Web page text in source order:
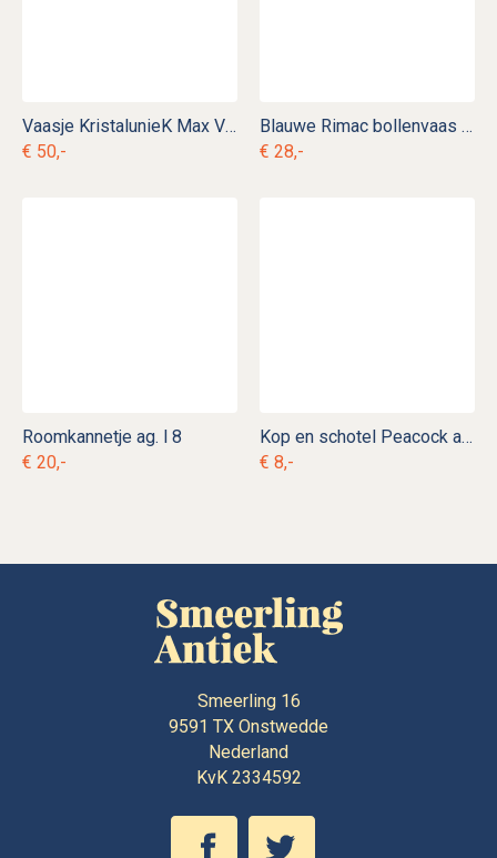
Vaasje KristalunieK Max Verboeket
€ 50,-
Blauwe Rimac bollenvaas ag. b 1
€ 28,-
Roomkannetje ag. l 8
€ 20,-
Kop en schotel Peacock ag. d 14
€ 8,-
Smeerling 16
9591 TX Onstwedde
Nederland
KvK 2334592